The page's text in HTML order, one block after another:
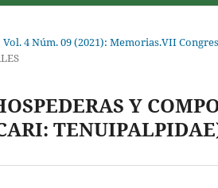
Vol. 4 Núm. 09 (2021): Memorias.VII
Y